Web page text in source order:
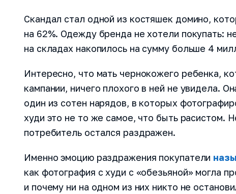
Скандал стал одной из костяшек домино,
на 62%. Одежду бренда не хотели покупать:
на складах накопилось на сумму больше 4
Интересно, что мать чернокожего ребенка,
кампании, ничего плохого в ней не увидела.
один из сотен нарядов, в которых
худи это не то же самое, что быть расистом.
потребитель остался раздражен.
Именно эмоцию раздражения покупатели
как фотография с худи с «обезьяной» могла
и почему ни на одном из них никто не